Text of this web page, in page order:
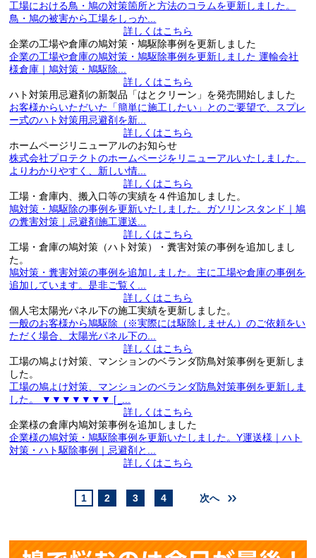
工場における鳥・鳩の対策箇所と方法のコラムを更新しました。
鳥・鳩の被害から工場をしっか...
詳しくはこちら
企業の工場や倉庫の鳩対策・鳩駆除事例を更新しました
企業の工場や倉庫の鳩対策・鳩駆除事例を更新しました 運輸会社
様倉庫｜鳩対策・鳩駆除...
詳しくはこちら
ハト対策用忌避剤の新製品「はとクリーン」を発売開始しました
お客様からいただいた「簡単に施工したい」とのご要望で、スプレ
ー式のハト対策用忌避剤を新...
詳しくはこちら
ホームページリニューアルのお知らせ
株式会社プロテクトのホームページをリニューアルいたしました。
よりわかりやすく、新しい情...
詳しくはこちら
工場・倉庫内、搬入口等の実績を４件追加しました。
鳩対策・鳩駆除の事例を更新いたしました。ガソリンスタンド｜鳩
の糞害対策｜忌避剤施工運送...
詳しくはこちら
工場・倉庫の鳩対策（ハト対策）・糞害対策の事例を追加しまし
た。
鳩対策・糞害対策の事例を追加しました。主に工場や倉庫の事例を
追加しています。是非ご覧く...
詳しくはこちら
個人宅太陽光パネル下の施工実績を更新しました。
一般のお客様から鳩駆除（※実際には駆除しません）のご依頼をい
ただく場合、太陽光パネル下の...
詳しくはこちら
工場の鳩よけ対策、マンションのベランダ防鳥対策事例を更新しま
した。
工場の鳩よけ対策、マンションのベランダ防鳥対策事例を更新しま
した。 ▼▼▼▼▼▼▼ [_...
詳しくはこちら
企業様の倉庫内鳩対策事例を追加しました
企業様の鳩対策・鳩駆除事例を更新いたしました。Y運送様｜ハト
対策・ハト駆除事例｜忌避剤と...
詳しくはこちら
1 2 3 4 次へ